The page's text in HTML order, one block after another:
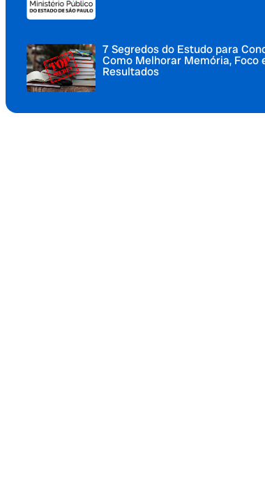
7 Segredos do Estudo para
Como Melhorar Memória, Foco
Resultados